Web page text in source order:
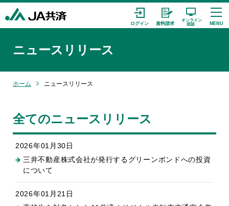
ニュースリリース
ホーム ニュースリリース
全てのニュースリリース
2026年01月30日
三井不動産株式会社が発行するグリーンボンドへの投資
について
2026年01月21日